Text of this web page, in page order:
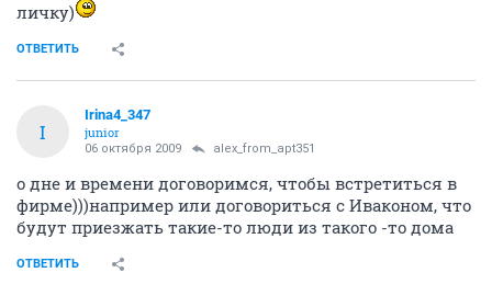
личку)
ОТВЕТИТЬ
I
Irina4_347
junior
06 октября 2009 alex_from_apt351
о дне и времени договоримся, чтобы встретиться в
фирме)))например или договориться с Иваконом, что
будут приезжать такие-то люди из такого -то дома
ОТВЕТИТЬ